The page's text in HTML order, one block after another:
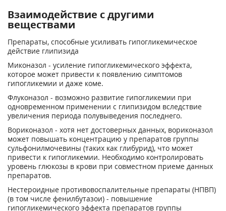
Взаимодействие с другими
веществами
Препараты, способные усиливать гипогликемическое
действие глипизида
Миконазол - усиление гипогликемического эффекта,
которое может привести к появлению симптомов
гипогликемии и даже коме.
Флуконазол - возможно развитие гипогликемии при
одновременном применении с глипизидом вследствие
увеличения периода полувыведения последнего.
Вориконазол - хотя нет достоверных данных, вориконазол
может повышать концентрацию у препаратов группы
сульфонилмочевины (таких как глибурид), что может
привести к гипогликемии. Необходимо контролировать
уровень глюкозы в крови при совместном приеме данных
препаратов.
Нестероидные противовоспалительные препараты (НПВП)
(в том числе фенилбутазои) - повышение
гипогликемического эффекта препаратов группы